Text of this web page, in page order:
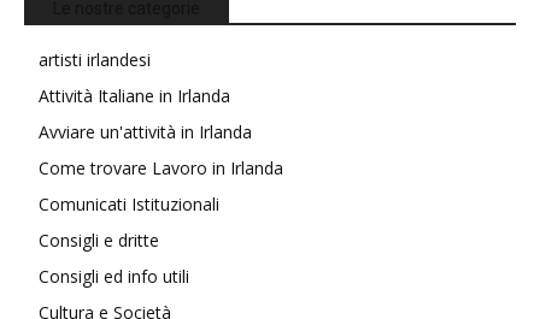
artisti irlandesi
Attività Italiane in Irlanda
Avviare un'attività in Irlanda
Come trovare Lavoro in Irlanda
Comunicati Istituzionali
Consigli e dritte
Consigli ed info utili
Cultura e Società